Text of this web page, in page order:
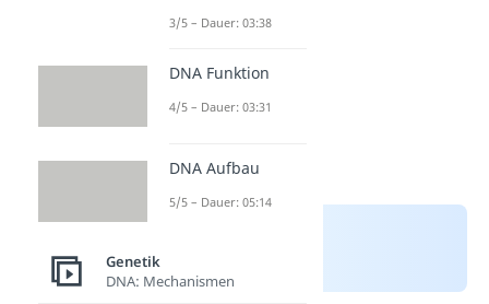
3/5 – Dauer: 03:38
DNA Funktion
4/5 – Dauer: 03:31
DNA Aufbau
5/5 – Dauer: 05:14
Genetik
DNA: Mechanismen